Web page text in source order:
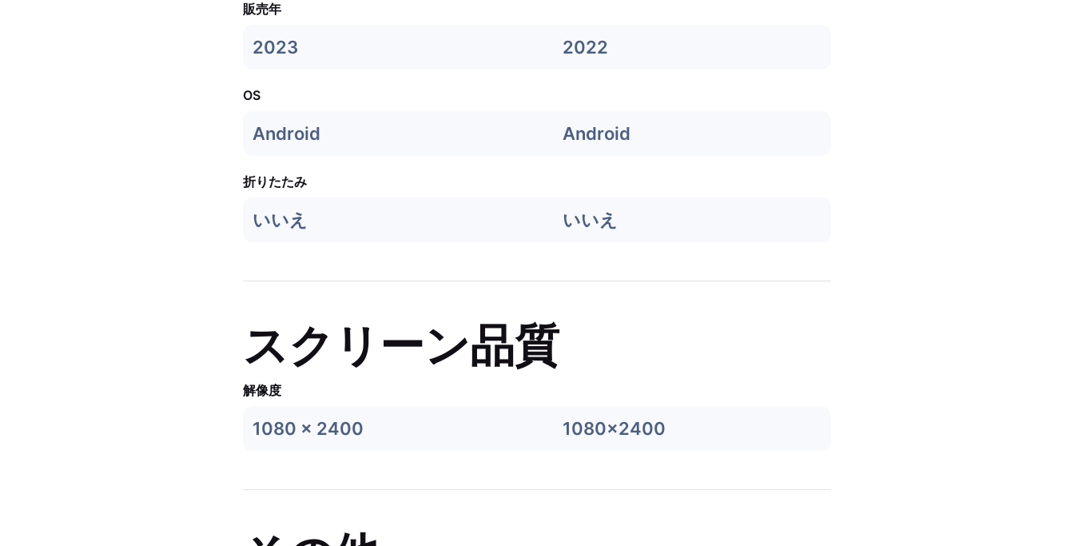
販売年
2023 2022
OS
Android Android
折りたたみ
いいえ いいえ
スクリーン品質
解像度
1080 x 2400 1080x2400